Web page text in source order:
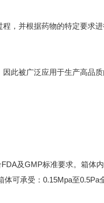
并根据药物的特定要求进
被广泛应用于生产高品质
及GMP标准要求。箱体
可承受：0.15Mpa至0.5Pa